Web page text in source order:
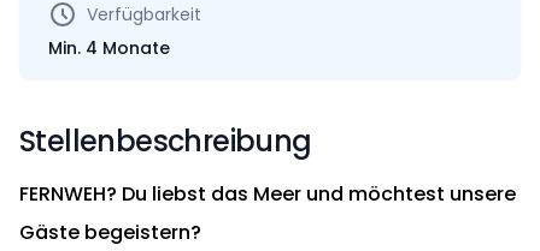
Verfügbarkeit
Min. 4 Monate
Stellenbeschreibung
FERNWEH? Du liebst das Meer und möchtest unsere
Gäste begeistern?